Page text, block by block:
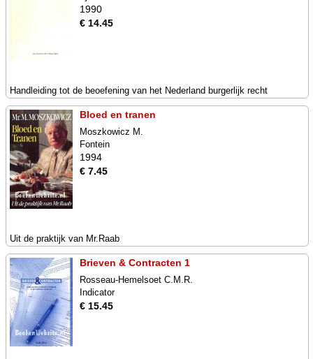
1990
€ 14.45
Handleiding tot de beoefening van het Nederland burgerlijk recht
Bloed en tranen
Moszkowicz M.
Fontein
1994
€ 7.45
Uit de praktijk van Mr.Raab
Brieven & Contracten 1
Rosseau-Hemelsoet C.M.R.
Indicator
€ 15.45